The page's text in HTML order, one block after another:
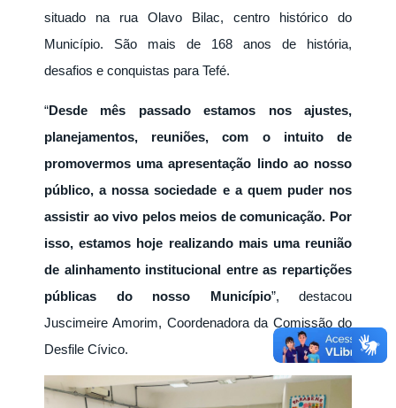
situado na rua Olavo Bilac, centro histórico do
Município. São mais de 168 anos de história,
desafios e conquistas para Tefé.
“Desde mês passado estamos nos ajustes,
planejamentos, reuniões, com o intuito de
promovermos uma apresentação lindo ao nosso
público, a nossa sociedade e a quem puder nos
assistir ao vivo pelos meios de comunicação. Por
isso, estamos hoje realizando mais uma reunião
de alinhamento institucional entre as repartições
públicas do nosso Município”, destacou
Juscimeire Amorim, Coordenadora da Comissão do
Desfile Cívico.